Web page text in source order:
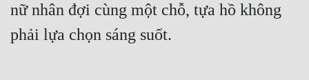
nữ nhân đợi cùng một chỗ, tựa hồ không
phải lựa chọn sáng suốt.